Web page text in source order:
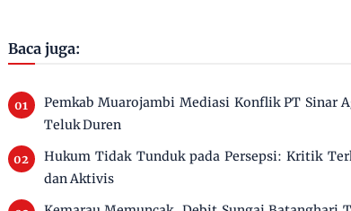
Baca juga:
Pemkab Muarojambi Mediasi Konflik PT Sinar
Teluk Duren
Hukum Tidak Tunduk pada Persepsi: Kritik
dan Aktivis